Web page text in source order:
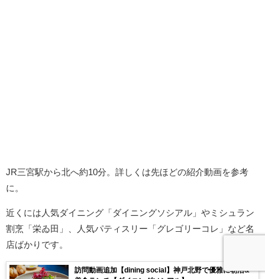
JR三宮駅から北へ約10分。詳しくは先ほどの紹介動画を参考
に。
近くには人気ダイニング「ダイニングソシアル」やミシュラン
割烹「栄ゐ田」、人気パティスリー「グレゴリーコレ」など名
店ばかりです。
訪問動画追加【dining social】神戸北野で優雅に朝活&